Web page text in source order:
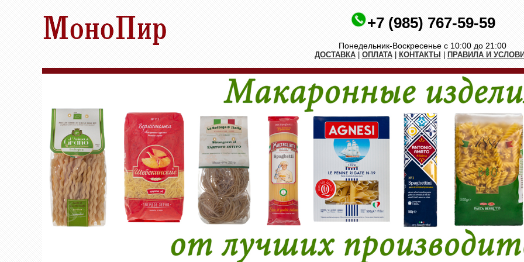
+7 (985) 767-59-59
Понедельник-Воскресенье с 10:00 до 21:00
ДОСТАВКА| ОПЛАТА| КОНТАКТЫ ПРАВИЛА И